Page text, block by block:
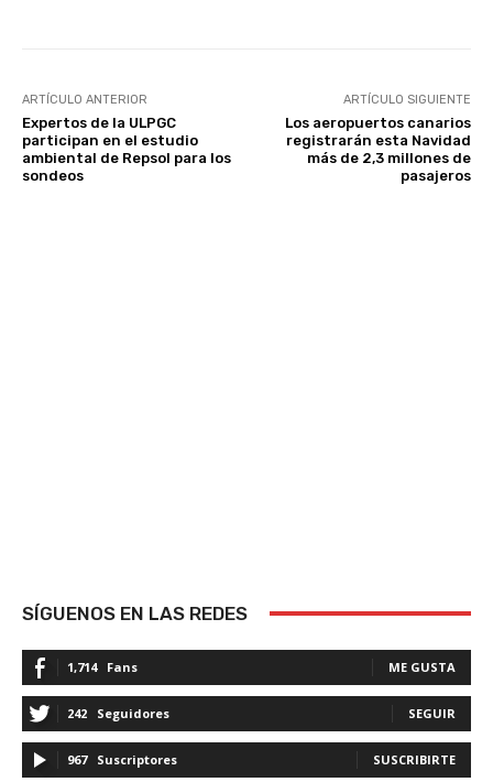
ARTÍCULO ANTERIOR
Expertos de la ULPGC
participan en el estudio
ambiental de Repsol para los
sondeos
ARTÍCULO SIGUIENTE
Los aeropuertos canarios
registrarán esta Navidad
más de 2,3 millones de
pasajeros
SÍGUENOS EN LAS REDES
1,714 Fans ME GUSTA
242 Seguidores SEGUIR
967 Suscriptores SUSCRIBIRTE